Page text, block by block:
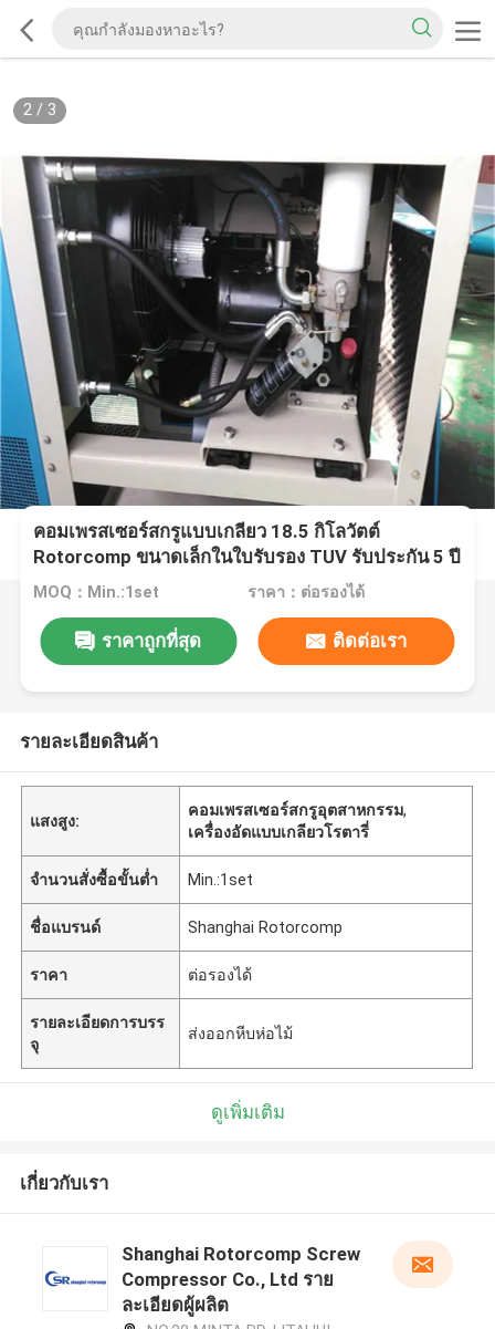
2/ 3
คอมเพรสเซอร์สกรูแบบเกลียว 18.5 กิโลวัตต์
Rotorcomp ขนาดเล็กในใบรับรอง TUV รับประกัน 5 ปี
MOQ：Min.:1set ราคา：ต่อรองได้
ราคาถูกที่สุด ติดต่อเรา
รายละเอียดสินค้า
แสงสูง:
คอมเพรสเซอร์สกรูอุตสาหกรรม,
เครื่องอัดแบบเกลียวโรตารี่
จำนวนสั่งซื้อขั้นต่ำ Min.:1set
ชื่อแบรนด์ Shanghai Rotorcomp
ราคา ต่อรองได้
รายละเอียดการบรร
จุ
ส่งออกหีบห่อไม้
ดูเพิ่มเติม
เกี่ยวกับเรา
Shanghai Rotorcomp Screw
Compressor Co., Ltd ราย
ละเอียดผู้ผลิต